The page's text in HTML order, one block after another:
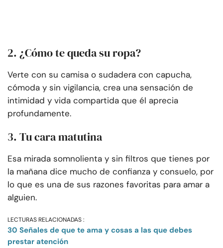
2. ¿Cómo te queda su ropa?
Verte con su camisa o sudadera con capucha,
cómoda y sin vigilancia, crea una sensación de
intimidad y vida compartida que él aprecia
profundamente.
3. Tu cara matutina
Esa mirada somnolienta y sin filtros que tienes por
la mañana dice mucho de confianza y consuelo, por
lo que es una de sus razones favoritas para amar a
alguien.
LECTURAS RELACIONADAS :
30 Señales de que te ama y cosas a las que debes
prestar atención